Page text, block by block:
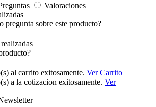
Valoraciones
pregunta sobre este producto?
al carrito exitosamente. Ver Carrito
a la cotizacion exitosamente. Ver